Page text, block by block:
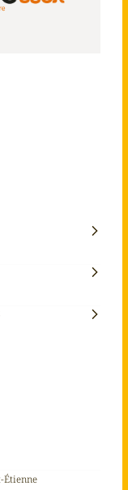
Étienne